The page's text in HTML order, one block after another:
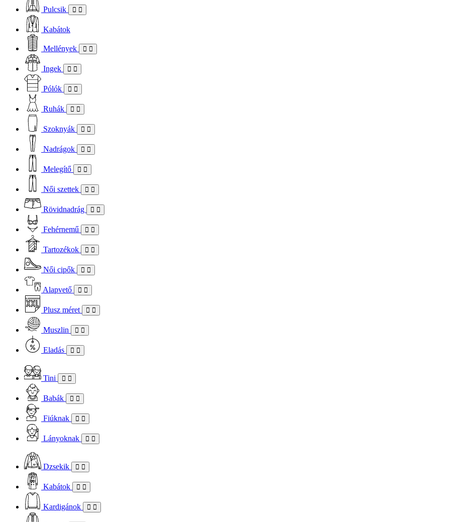
Pulcsik
Kabátok
Mellények
Ingek
Pólók
Ruhák
Szoknyák
Nadrágok
Melegítő
Női szettek
Rövidnadrág
Fehérnemű
Tartozékok
Női cipők
Alapvető
Plusz méret
Muszlin
Eladás
Tini
Babák
Fiúknak
Lányoknak
Dzsekik
Kabátok
Kardigánok